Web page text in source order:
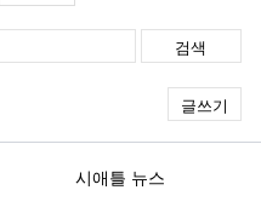
검색
글쓰기
시애틀 뉴스